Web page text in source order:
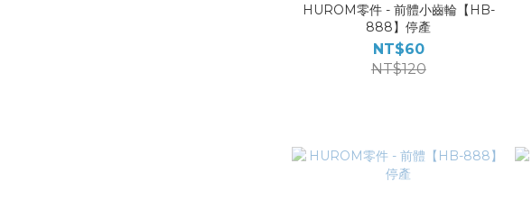
HUROM零件 - 前體小齒輪【HB-
888】停產
NT$60
NT$120